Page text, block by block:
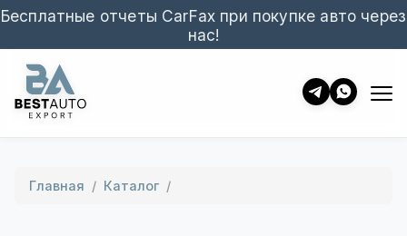
Бесплатные отчеты CarFax при покупке авто через
нас!
Главная / Каталог /